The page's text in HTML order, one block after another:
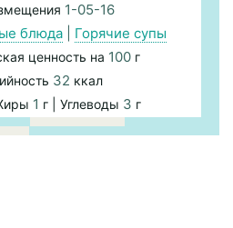
1-05-16
блюда| Горячие супы
ценность на 100г
32 ккал
1 г | Углеводы 3 г